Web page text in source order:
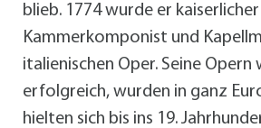
blieb. 1774 wurde er kaiserlicher
Kammerkomponist und
italienischen Oper. Seine Opern
erfolgreich, wurden in ganz
hielten sich bis ins 19.